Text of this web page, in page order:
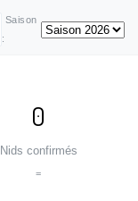
Saison
:
0
Nids confirmés
=